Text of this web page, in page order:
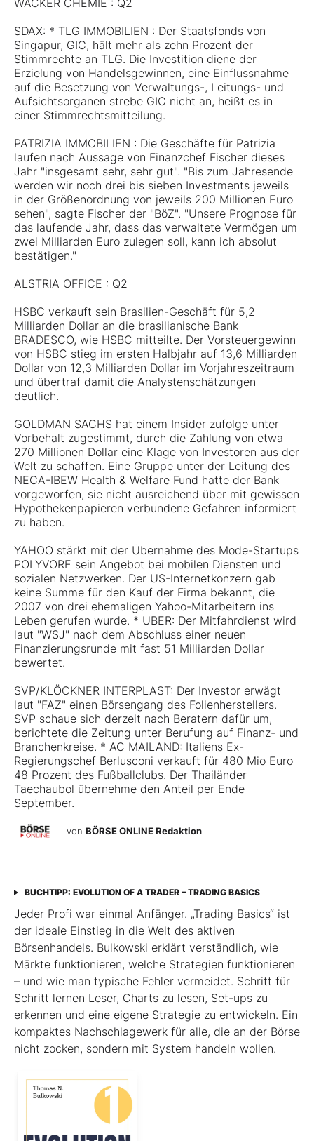
WACKER CHEMIE : Q2
SDAX: * TLG IMMOBILIEN : Der Staatsfonds von
Singapur, GIC, hält mehr als zehn Prozent der
Stimmrechte an TLG. Die Investition diene der
Erzielung von Handelsgewinnen, eine Einflussnahme
auf die Besetzung von Verwaltungs-, Leitungs- und
Aufsichtsorganen strebe GIC nicht an, heißt es in
einer Stimmrechtsmitteilung.
PATRIZIA IMMOBILIEN : Die Geschäfte für Patrizia
laufen nach Aussage von Finanzchef Fischer dieses
Jahr "insgesamt sehr, sehr gut". "Bis zum Jahresende
werden wir noch drei bis sieben Investments jeweils
in der Größenordnung von jeweils 200 Millionen Euro
sehen", sagte Fischer der "BöZ". "Unsere Prognose für
das laufende Jahr, dass das verwaltete Vermögen um
zwei Milliarden Euro zulegen soll, kann ich absolut
bestätigen."
ALSTRIA OFFICE : Q2
HSBC verkauft sein Brasilien-Geschäft für 5,2
Milliarden Dollar an die brasilianische Bank
BRADESCO, wie HSBC mitteilte. Der Vorsteuergewinn
von HSBC stieg im ersten Halbjahr auf 13,6 Milliarden
Dollar von 12,3 Milliarden Dollar im Vorjahreszeitraum
und übertraf damit die Analystenschätzungen
deutlich.
GOLDMAN SACHS hat einem Insider zufolge unter
Vorbehalt zugestimmt, durch die Zahlung von etwa
270 Millionen Dollar eine Klage von Investoren aus der
Welt zu schaffen. Eine Gruppe unter der Leitung des
NECA-IBEW Health & Welfare Fund hatte der Bank
vorgeworfen, sie nicht ausreichend über mit gewissen
Hypothekenpapieren verbundene Gefahren informiert
zu haben.
YAHOO stärkt mit der Übernahme des Mode-Startups
POLYVORE sein Angebot bei mobilen Diensten und
sozialen Netzwerken. Der US-Internetkonzern gab
keine Summe für den Kauf der Firma bekannt, die
2007 von drei ehemaligen Yahoo-Mitarbeitern ins
Leben gerufen wurde. * UBER: Der Mitfahrdienst wird
laut "WSJ" nach dem Abschluss einer neuen
Finanzierungsrunde mit fast 51 Milliarden Dollar
bewertet.
SVP/KLÖCKNER INTERPLAST: Der Investor erwägt
laut "FAZ" einen Börsengang des Folienherstellers.
SVP schaue sich derzeit nach Beratern dafür um,
berichtete die Zeitung unter Berufung auf Finanz- und
Branchenkreise. * AC MAILAND: Italiens Ex-
Regierungschef Berlusconi verkauft für 480 Mio Euro
48 Prozent des Fußballclubs. Der Thailänder
Taechaubol übernehme den Anteil per Ende
September.
von BÖRSE ONLINE Redaktion
BUCHTIPP: EVOLUTION OF A TRADER – TRADING BASICS
Jeder Profi war einmal Anfänger. „Trading Basics“ ist
der ideale Einstieg in die Welt des aktiven
Börsenhandels. Bulkowski erklärt verständlich, wie
Märkte funktionieren, welche Strategien funktionieren
– und wie man typische Fehler vermeidet. Schritt für
Schritt lernen Leser, Charts zu lesen, Set-ups zu
erkennen und eine eigene Strategie zu entwickeln. Ein
kompaktes Nachschlagewerk für alle, die an der Börse
nicht zocken, sondern mit System handeln wollen.